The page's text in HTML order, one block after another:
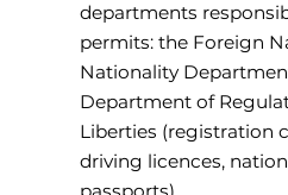
departments
permits: the Foreign
Nationality
Department of
Liberties (registration
driving licences,